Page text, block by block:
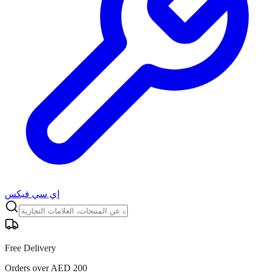
إي سي فيكس
Free Delivery
Orders over AED 200